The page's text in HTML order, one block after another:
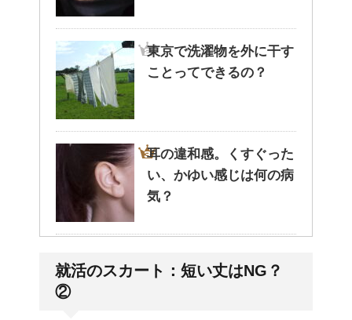
東京で洗濯物を外に干す
ことってできるの？
耳の違和感。くすぐった
い、かゆい感じは何の病
気？
て、やはり傾向があるの
就活のスカート：短い丈はNG？
②